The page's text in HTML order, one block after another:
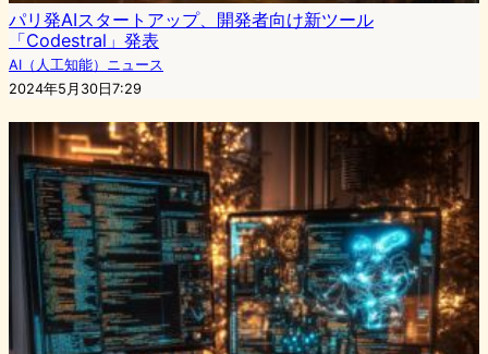
パリ発AIスタートアップ、開発者向け新ツール
「Codestral」発表
AI（人工知能）ニュース
2024年5月30日7:29